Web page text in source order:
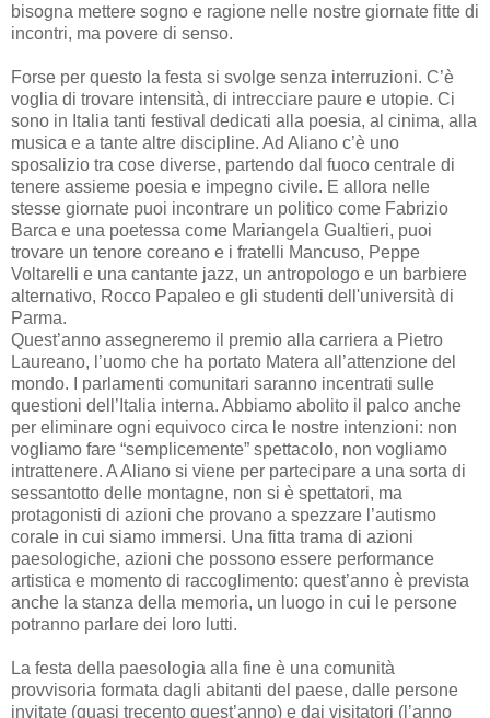
bisogna mettere sogno e ragione nelle nostre giornate fitte di
incontri, ma povere di senso.
Forse per questo la festa si svolge senza interruzioni. C’è
voglia di trovare intensità, di intrecciare paure e utopie. Ci
sono in Italia tanti festival dedicati alla poesia, al cinima, alla
musica e a tante altre discipline. Ad Aliano c’è uno
sposalizio tra cose diverse, partendo dal fuoco centrale di
tenere assieme poesia e impegno civile. E allora nelle
stesse giornate puoi incontrare un politico come Fabrizio
Barca e una poetessa come Mariangela Gualtieri, puoi
trovare un tenore coreano e i fratelli Mancuso, Peppe
Voltarelli e una cantante jazz, un antropologo e un barbiere
alternativo, Rocco Papaleo e gli studenti dell'università di
Parma.
Quest’anno assegneremo il premio alla carriera a Pietro
Laureano, l’uomo che ha portato Matera all’attenzione del
mondo. I parlamenti comunitari saranno incentrati sulle
questioni dell’Italia interna. Abbiamo abolito il palco anche
per eliminare ogni equivoco circa le nostre intenzioni: non
vogliamo fare “semplicemente” spettacolo, non vogliamo
intrattenere. A Aliano si viene per partecipare a una sorta di
sessantotto delle montagne, non si è spettatori, ma
protagonisti di azioni che provano a spezzare l’autismo
corale in cui siamo immersi. Una fitta trama di azioni
paesologiche, azioni che possono essere performance
artistica e momento di raccoglimento: quest’anno è prevista
anche la stanza della memoria, un luogo in cui le persone
potranno parlare dei loro lutti.
La festa della paesologia alla fine è una comunità
provvisoria formata dagli abitanti del paese, dalle persone
invitate (quasi trecento quest’anno) e dai visitatori (l’anno